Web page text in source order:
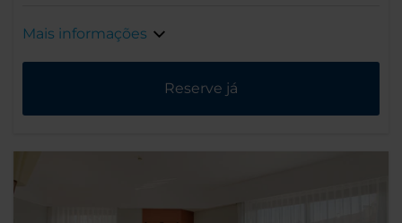
Mais informações
Reserve já